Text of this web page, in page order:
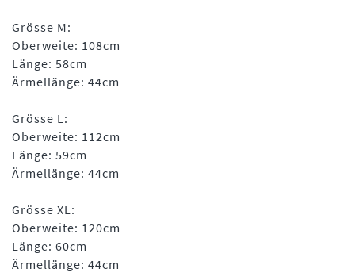
Grösse M:
Oberweite: 108cm
Länge: 58cm
Ärmellänge: 44cm
Grösse L:
Oberweite: 112cm
Länge: 59cm
Ärmellänge: 44cm
Grösse XL:
Oberweite: 120cm
Länge: 60cm
Ärmellänge: 44cm